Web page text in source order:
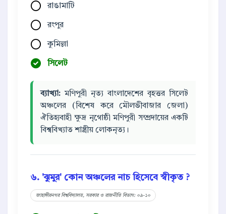
রাঙামাটি
রংপুর
কুমিল্লা
সিলেট
ব্যাখ্যা: মণিপুরী নৃত্য বাংলাদেশের বৃহত্তর সিলেট
অঞ্চলের (বিশেষ করে মৌলভীবাজার জেলা)
ঐতিহ্যবাহী ক্ষুদ্র নৃগোষ্ঠী মণিপুরী সম্প্রদায়ের একটি
বিশ্ববিখ্যাত শাস্ত্রীয় লোকনৃত্য।
৬. 'ঝুমুর' কোন অঞ্চলের নাচ হিসেবে স্বীকৃত ?
জাহাঙ্গীরনগর বিশ্ববিদ্যালয়, সরকার ও রাজনীতি বিভাগ: ০৯-১০